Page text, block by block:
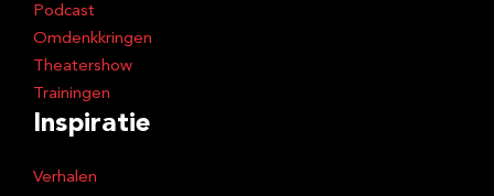
Podcast
Omdenkkringen
Theatershow
Trainingen
Inspiratie
Verhalen